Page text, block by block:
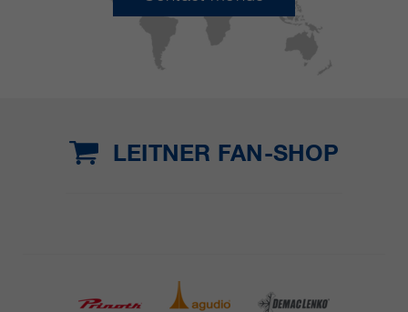
LEITNER FAN-SHOP